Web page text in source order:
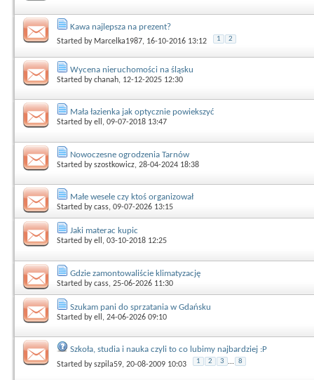
Kawa najlepsza na prezent?
Started by Marcelka1987, 16-10-2016 13:12 1 2
Wycena nieruchomości na śląsku
Started bychanah, 12-12-2025 12:30
Mała łazienka jak optycznie powiekszyć
Started byell , 09-07-2018 13:47
Nowoczesne ogrodzenia Tarnów
Started byszostkowicz, 28-04-2024 18:38
Małe wesele czy ktoś organizował
Started bycass, 09-07-2026 13:15
Jaki materac kupic
Started byell , 03-10-2018 12:25
Gdzie zamontowaliście klimatyzację
Started bycass, 25-06-2026 11:30
Szukam pani do sprzatania w Gdańsku
Started byell , 24-06-2026 09:10
Szkoła, studia i nauka czyli to co lubimy najbardziej :P
Started byszpila59, 20-08-2009 10:03 1 2 3 ... 8